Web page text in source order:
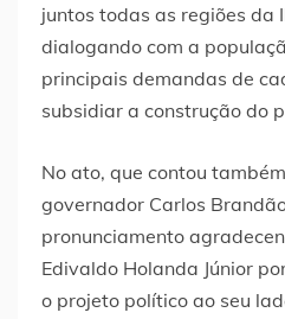
juntos todas as regiões da
dialogando com a
principais demandas de
subsidiar a construção do
No ato, que contou
governador Carlos
pronunciamento
Edivaldo Holanda Júnior
o projeto político ao seu